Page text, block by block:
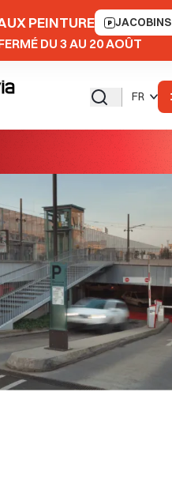
PEINTURE JACOBINS
DU 3 AU 20 AOÛT